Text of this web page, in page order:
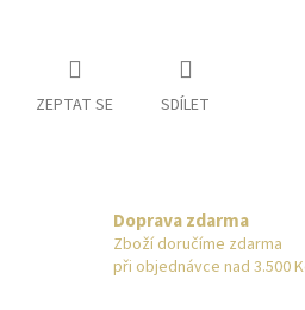
ZEPTAT SE SDÍLET
Doprava zdarma
Zboží doručíme zdarma
při objednávce nad 3.500